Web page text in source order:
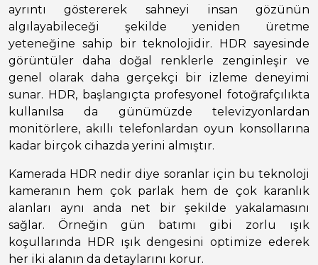
ayrıntı göstererek sahneyi insan gözünün
algılayabileceği şekilde yeniden üretme
yeteneğine sahip bir teknolojidir. HDR sayesinde
görüntüler daha doğal renklerle zenginleşir ve
genel olarak daha gerçekçi bir izleme deneyimi
sunar. HDR, başlangıçta profesyonel fotoğrafçılıkta
kullanılsa da günümüzde televizyonlardan
monitörlere, akıllı telefonlardan oyun konsollarına
kadar birçok cihazda yerini almıştır.
Kamerada HDR nedir diye soranlar için bu teknoloji
kameranın hem çok parlak hem de çok karanlık
alanları aynı anda net bir şekilde yakalamasını
sağlar. Örneğin gün batımı gibi zorlu ışık
koşullarında HDR ışık dengesini optimize ederek
her iki alanın da detaylarını korur.